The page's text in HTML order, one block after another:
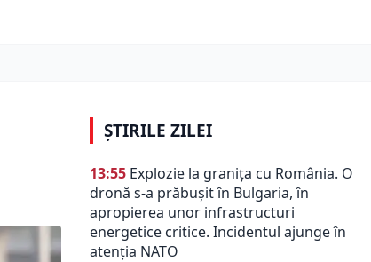
ȘTIRILE ZILEI
13:55 Explozie la granița cu România. O
dronă s-a prăbușit în Bulgaria, în
apropierea unor infrastructuri
energetice critice. Incidentul ajunge în
atenția NATO